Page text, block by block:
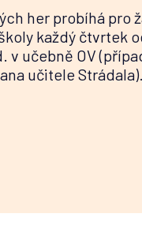
her probíhá pro
každý čtvrtek
v učebně OV
učitele Strádala).